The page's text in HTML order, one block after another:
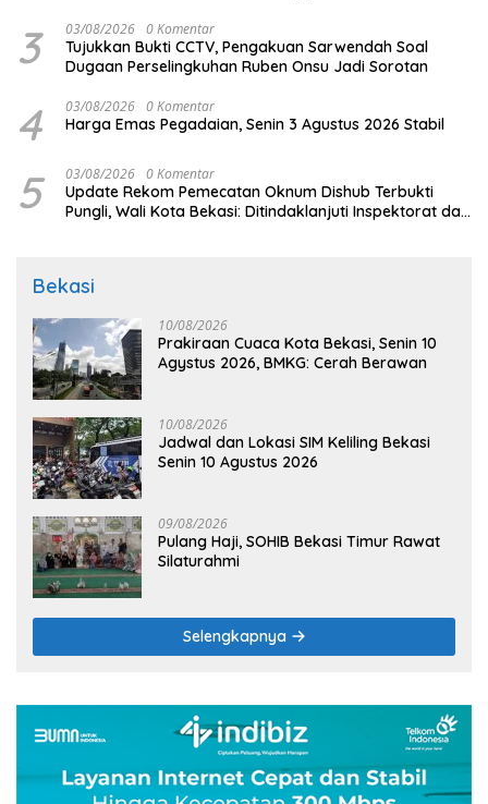
3 03/08/2026 0 Komentar
Tujukkan Bukti CCTV, Pengakuan Sarwendah Soal
Dugaan Perselingkuhan Ruben Onsu Jadi Sorotan
4 03/08/2026 0 Komentar
Harga Emas Pegadaian, Senin 3 Agustus 2026 Stabil
5 03/08/2026 0 Komentar
Update Rekom Pemecatan Oknum Dishub Terbukti
Pungli, Wali Kota Bekasi: Ditindaklanjuti Inspektorat dan
Bekasi
10/08/2026
Prakiraan Cuaca Kota Bekasi, Senin 10
Agystus 2026, BMKG: Cerah Berawan
10/08/2026
Jadwal dan Lokasi SIM Keliling Bekasi
Senin 10 Agustus 2026
09/08/2026
Pulang Haji, SOHIB Bekasi Timur Rawat
Silaturahmi
Selengkapnya